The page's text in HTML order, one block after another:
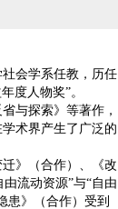
会学系任教，历任
度人物奖”。
与探索》等著作，
术界产生了广泛的
》（合作）、《改
流动资源”与“自由
患》（合作）受到